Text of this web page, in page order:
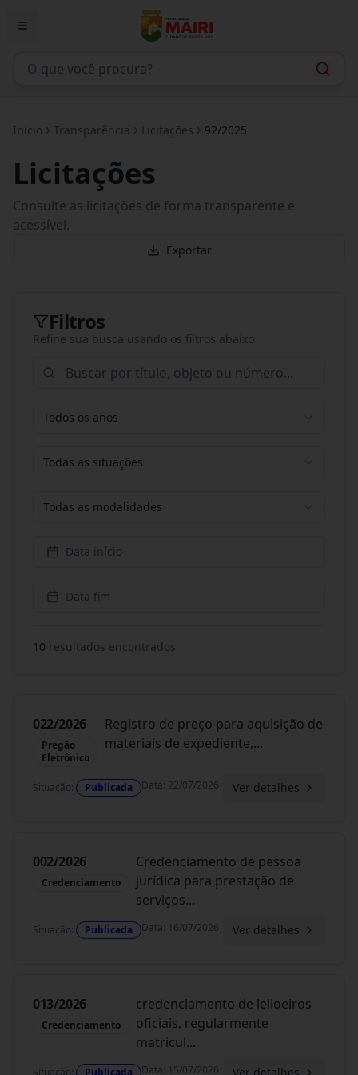
Início Transparência Licitações 92/2025
Licitações
Consulte as licitações de forma transparente e
acessível.
Exportar
Filtros
Refine sua busca usando os filtros abaixo
Todos os anos
Todas as situações
Todas as modalidades
Data início
Data fim
10 resultados encontrados
022/2026
Pregão
Eletrônico
Registro de preço para aquisição de
materiais de expediente,...
Situação: Publicada Data: 22/07/2026 Ver detalhes
002/2026
Credenciamento
Credenciamento de pessoa
jurídica para prestação de
serviços...
Situação: Publicada Data: 16/07/2026 Ver detalhes
013/2026
Credenciamento
credenciamento de leiloeiros
oficiais, regularmente
matricul...
Situação: Publicada Data: 15/07/2026